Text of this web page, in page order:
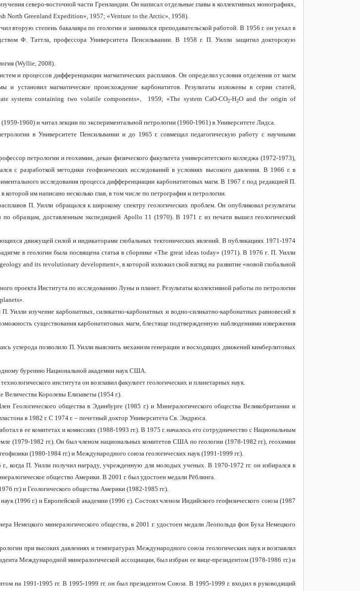
северо-восточной части Гренландии. Он написал отдельные главы в коллективных монографиях,
North Greenland Expedition», 1957; «Venture to the Arctic», 1958).
вторую степень бакалавра по геологии и занимался преподавательской работой. В 1956 г. он уехал в
Ф. Таттла, профессора Университета Пенсильвании. В 1958 г. П. Уилли защитил докторскую
(Wyllie, 2008).
и процессов дифференциации магматических расплавов. Он определил условия отделения от магм
установил магматическое происхождение карбонатитов. Результаты изложены в серии статей,
systems containing two volatile components», 1959; «The system CaO-CO2-H2O and the origin of
1960) и читал лекции по экспериментальной петрологии (1960-1961) в Университете Лидса.
в Университете Пенсильвании и до 1965 г. совмещал педагогическую работу с научными
петрологии и геохимии, декан физического факультета университетского колледжа (1972-1973),
с разработкой методики геофизических исследований в условиях высокого давления. В 1966 г. в
исследования процесса дифференциации карбонатитовых магм. В 1967 г. под редакцией П.
в которой им написано несколько глав, в том числе по петрография и петрологии.
П. Уилли обращался к широкому спектру геологических проблем. Он опубликовал результаты
по образцам, доставленным экспедицией Apollo 11 (1970). В 1971 г. из печати вышел геологический
движущей силой и индикаторами глобальных тектонических явлений. В публикациях 1971-1974
в геологии была посвящена статья в сборнике «The great ideas today» (1971). В 1976 г. П. Уилли
and its revolutionary development»,в которой изложил свой взгляд на развитие«новой глобальной
проекта Института по исследованию Луны и планет. Результаты коллективной работы по петрологии
planets».
Уилли изучение карбонатных, силикатно-карбонатных и водно-силикатно-карбонатных равновесий в
существования карбонатитовых магм, блестяще подтвержденную наблюдениями извержения
углерода позволило П. Уилли выяснить механизм генерации и восходящих движений кимберлитовых
бурению Национальной академии наук США.
института он возглавил факультет геологических и планетарных наук.
Королевы Елизаветы (1954 г.).
Геологического общества в Эдинбурге (1985 г.) и Минералогического общества Великобритании и
в 1982 г. С 1974 г. – почетный доктор Университета Св. Эндрюса.
в ее комитетах и комиссиях (1988-1993 гг.). В 1975 г. началось его сотрудничество с Национальным
(1979-1982 гг.). Он был членом национальных комитетов США по геологии (1978-1982 гг.), геохимии
(1980-1984 гг.) и Международного союза геологических наук (1991-1999 гг.).
когда П. Уилли получил награду, учрежденную для молодых ученых. В 1970-1972 гг. он избирался в
общество Америки. В 2001 г. был удостоен медали Рёблинга.
гг.) и Геологического общества Америки (1982-1985 гг.).
(1996 г.) и Европейской академии (1996 г.). Состоял членом Индийского геофизического союза (1987
Немецкого минералогического общества, в 2001 г. удостоен медали Леопольда фон Буха Немецкого
при высоких давлениях и температурах Международного союза геологических наук и возглавлял
Международной минералогической ассоциации, был избран ее вице-президентом (1978-1986 гг.) и
на 1991-1995 гг. В 1995-1999 гг. он был президентом Союза. В 1995-1999 г. входил в руководящий